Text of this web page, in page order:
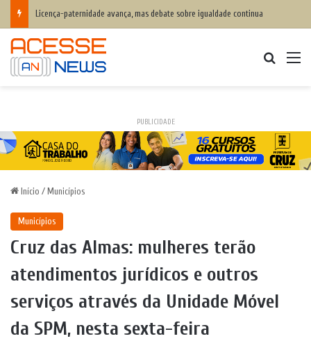
Licença-paternidade avança, mas debate sobre igualdade continua
PUBLICIDADE
Início / Municípios
Municípios
Cruz das Almas: mulheres terão
atendimentos jurídicos e outros
serviços através da Unidade Móvel
da SPM, nesta sexta-feira